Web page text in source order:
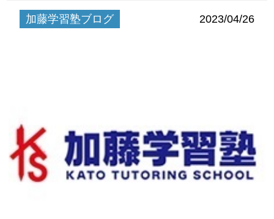
加藤学習塾ブログ 2023/04/26